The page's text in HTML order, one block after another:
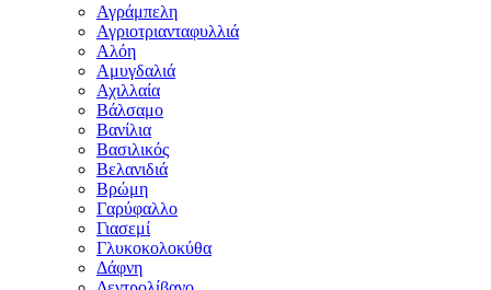
Αγράμπελη
Αγριοτριανταφυλλιά
Αλόη
Αμυγδαλιά
Αχιλλαία
Βάλσαμο
Βανίλια
Βασιλικός
Βελανιδιά
Βρώμη
Γαρύφαλλο
Γιασεμί
Γλυκοκολοκύθα
Δάφνη